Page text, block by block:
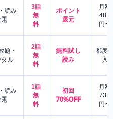
読み
3話
無
料
ポイント
還元
月額
480
円〜
題・
タル
2話
無
料
無料試し
読み
都度
入
読み
1話
無
料
初回
70%OFF
月額
730
円〜